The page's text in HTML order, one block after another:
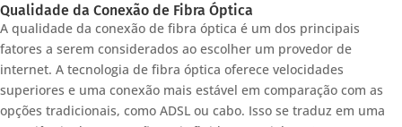
Qualidade da Conexão de Fibra Óptica
A qualidade da conexão de fibra óptica é um dos principais
fatores a serem considerados ao escolher um provedor de
internet. A tecnologia de fibra óptica oferece velocidades
superiores e uma conexão mais estável em comparação com as
opções tradicionais, como ADSL ou cabo. Isso se traduz em uma